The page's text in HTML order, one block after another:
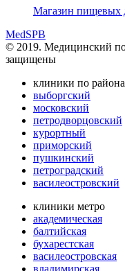
Магазин пищевых
MedSPB
© 2019. Медицинский
защищены
клиники по
выборгский
московский
петродворцовский
курортный
приморский
пушкинский
петроградский
василеостровский
клиники метро
академическая
балтийская
бухарестская
василеостровская
владимирская